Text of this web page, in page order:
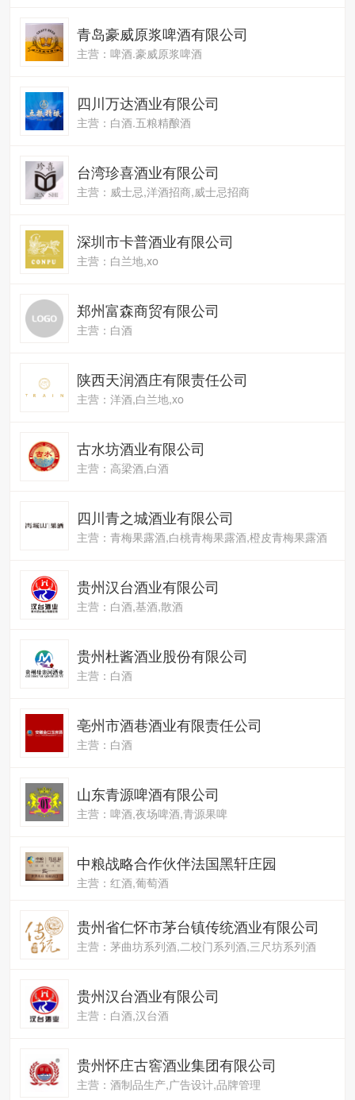
青岛豪威原浆啤酒有限公司
主营：啤酒.豪威原浆啤酒
四川万达酒业有限公司
主营：白酒.五粮精酿酒
台湾珍喜酒业有限公司
主营：威士忌,洋酒招商,威士忌招商
深圳市卡普酒业有限公司
主营：白兰地,xo
郑州富森商贸有限公司
主营：白酒
陕西天润酒庄有限责任公司
主营：洋酒,白兰地,xo
古水坊酒业有限公司
主营：高梁酒,白酒
四川青之城酒业有限公司
主营：青梅果露酒,白桃青梅果露酒,橙皮青梅果露酒
贵州汉台酒业有限公司
主营：白酒,基酒,散酒
贵州杜酱酒业股份有限公司
主营：白酒
亳州市酒巷酒业有限责任公司
主营：白酒
山东青源啤酒有限公司
主营：啤酒,夜场啤酒,青源果啤
中粮战略合作伙伴法国黑轩庄园
主营：红酒,葡萄酒
贵州省仁怀市茅台镇传统酒业有限公司
主营：茅曲坊系列酒,二校门系列酒,三尺坊系列酒
贵州汉台酒业有限公司
主营：白酒,汉台酒
贵州怀庄古窖酒业集团有限公司
主营：酒制品生产,广告设计,品牌管理